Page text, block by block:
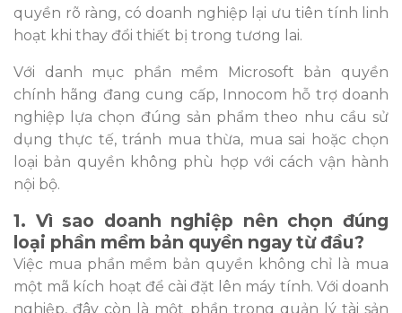
quyền rõ ràng, có doanh nghiệp lại ưu tiên tính linh
hoạt khi thay đổi thiết bị trong tương lai.
Với danh mục phần mềm Microsoft bản quyền
chính hãng đang cung cấp, Innocom hỗ trợ doanh
nghiệp lựa chọn đúng sản phẩm theo nhu cầu sử
dụng thực tế, tránh mua thừa, mua sai hoặc chọn
loại bản quyền không phù hợp với cách vận hành
nội bộ.
1. Vì sao doanh nghiệp nên chọn đúng
loại phần mềm bản quyền ngay từ đầu?
Việc mua phần mềm bản quyền không chỉ là mua
một mã kích hoạt để cài đặt lên máy tính. Với doanh
nghiệp, đây còn là một phần trong quản lý tài sản